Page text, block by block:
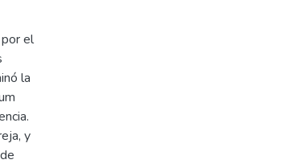
el
la
y